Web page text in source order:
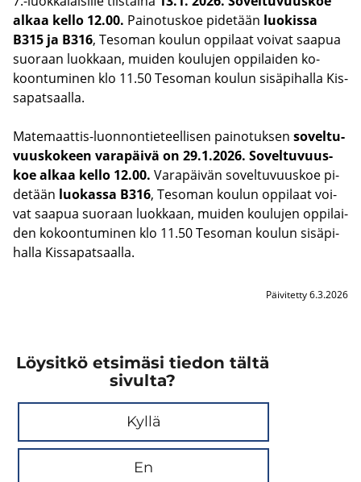
alkaa kello 12.00. Pai­no­tus­koe pi­de­tään luo­kis­sa
B315 ja B316, Te­so­man kou­lun op­pi­laat voi­vat saa­pua
suo­raan luok­kaan, mui­den kou­lu­jen op­pi­lai­den ko­
koon­tu­mi­nen klo 11.50 Te­so­man kou­lun si­sä­pi­hal­la Kis­
sa­pat­saal­la.
Matemaattis-​luonnontieteellisen pai­no­tuk­sen so­vel­tu­
vuus­ko­keen va­ra­päi­vä on 29.1.2026. So­vel­tu­vuus­
koe alkaa kello 12.00. Va­ra­päi­vän so­vel­tu­vuus­koe pi­
de­tään luo­kas­sa B316, Te­so­man kou­lun op­pi­laat voi­
vat saa­pua suo­raan luok­kaan, mui­den kou­lu­jen op­pi­lai­
den ko­koon­tu­mi­nen klo 11.50 Te­so­man kou­lun si­sä­pi­
hal­la Kis­sa­pat­saal­la.
Päivitetty 6.3.2026
Löysitkö etsimäsi tiedon tältä
sivulta?
Kyllä
En